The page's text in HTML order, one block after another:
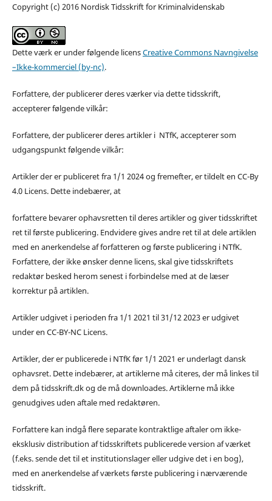
Copyright (c) 2016 Nordisk Tidsskrift for Kriminalvidenskab
Dette værk er under følgende licensCreative Commons Navngivelse
–Ikke-kommerciel (by-nc).
Forfattere, der publicerer deres værker via dette tidsskrift,
accepterer følgende vilkår:
Forfattere, der publicerer deres artikler i NTfK, accepterer som
udgangspunkt følgende vilkår:
Artikler der er publiceret fra 1/1 2024 og fremefter, er tildelt en CC-By
4.0 Licens. Dette indebærer, at
forfattere bevarer ophavsretten til deres artikler og giver tidsskriftet
ret til første publicering. Endvidere gives andre ret til at dele artiklen
med en anerkendelse af forfatteren og første publicering i NTfK.
Forfattere, der ikke ønsker denne licens, skal give tidsskriftets
redaktør besked herom senest i forbindelse med at de læser
korrektur på artiklen.
Artikler udgivet i perioden fra 1/1 2021 til 31/12 2023 er udgivet
under en CC-BY-NC Licens.
Artikler, der er publicerede i NTfK før 1/1 2021 er underlagt dansk
ophavsret. Dette indebærer, at artiklerne må citeres, der må linkes til
dem på tidsskrift.dk og de må downloades. Artiklerne må ikke
genudgives uden aftale med redaktøren.
Forfattere kan indgå flere separate kontraktlige aftaler om ikke-
eksklusiv distribution af tidsskriftets publicerede version af værket
(f.eks. sende det til et institutionslager eller udgive det i en bog),
med en anerkendelse af værkets første publicering i nærværende
tidsskrift.